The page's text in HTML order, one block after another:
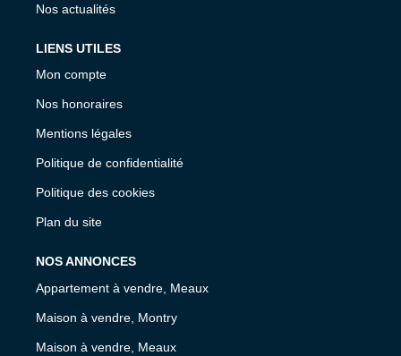
Nos actualités
LIENS UTILES
Mon compte
Nos honoraires
Mentions légales
Politique de confidentialité
Politique des cookies
Plan du site
NOS ANNONCES
Appartement à vendre, Meaux
Maison à vendre, Montry
Maison à vendre, Meaux